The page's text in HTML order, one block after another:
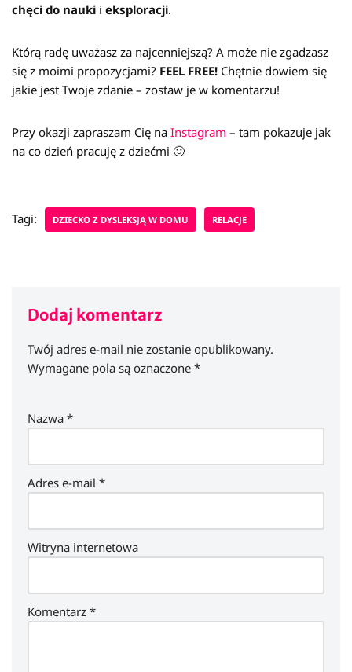
chęci do nauki i eksploracji.
Którą radę uważasz za najcenniejszą? A może nie zgadzasz
się z moimi propozycjami? FEEL FREE! Chętnie dowiem się
jakie jest Twoje zdanie – zostaw je w komentarzu!
Przy okazji zapraszam Cię na Instagram – tam pokazuje jak
na co dzień pracuję z dziećmi 🙂
Tagi: DZIECKO Z DYSLEKSJĄ W DOMU RELACJE
Dodaj komentarz
Twój adres e-mail nie zostanie opublikowany.
Wymagane pola są oznaczone *
Nazwa *
Adres e-mail *
Witryna internetowa
Komentarz *